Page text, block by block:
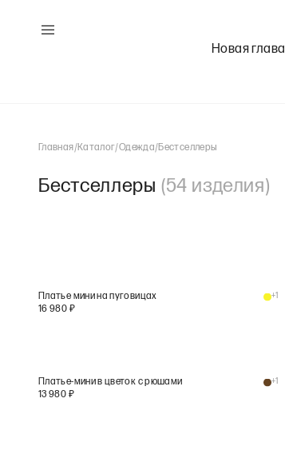
Новая глава
Главная/Каталог/Одежда/Бестселлеры
Бестселлеры (54 изделия)
Платье мини на пуговицах
16 980 ₽
+1
Платье-мини в цветок с рюшами
13 980 ₽
+1